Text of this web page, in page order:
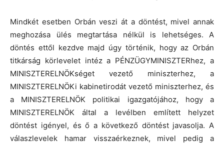
Mindkét esetben Orbán veszi át a döntést, mivel annak
meghozása ülés megtartása nélkül is lehetséges. A
döntés ettől kezdve majd úgy történik, hogy az Orbán
titkárság körlevelet intéz a PÉNZÜGYMINISZTERhez, a
MINISZTERELNÖKséget vezető miniszterhez, a
MINISZTERELNÖKi kabinetirodát vezető miniszterhez, és
a MINISZTERELNÖK politikai igazgatójához, hogy a
MINISZTERELNÖK által a levélben említett helyzet
döntést igényel, és ő a következő döntést javasolja. A
válaszlevelek hamar visszaérkeznek, mivel pedig a